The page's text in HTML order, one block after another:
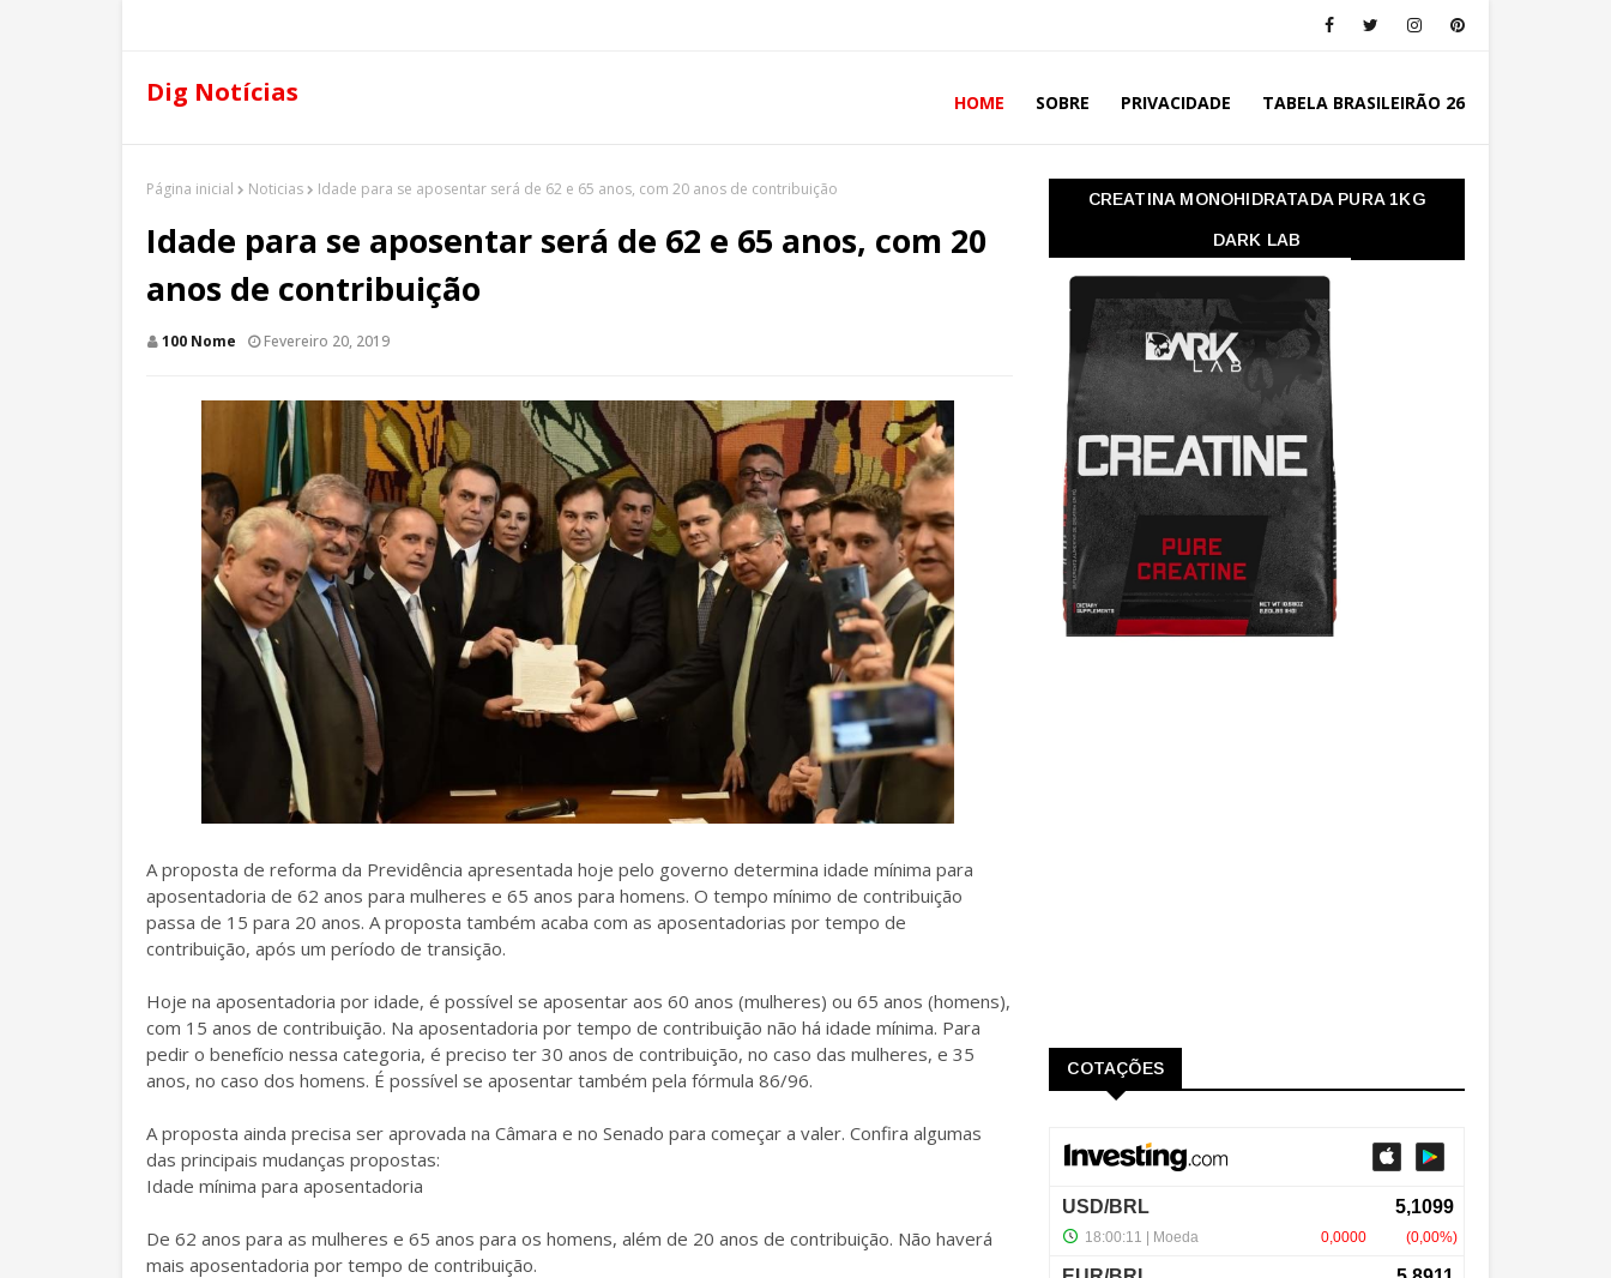
Dig Notícias HOME SOBRE PRIVACIDADE TABELA BRASILEIRÃO 26
Página inicial Noticias Idade para se aposentar será de 62 e 65 anos, com 20 anos de contribuição
Idade para se aposentar será de 62 e 65 anos, com 20
anos de contribuição
100 Nome Fevereiro 20, 2019
A proposta de reforma da Previdência apresentada hoje pelo governo determina idade mínima para
aposentadoria de 62 anos para mulheres e 65 anos para homens. O tempo mínimo de contribuição
passa de 15 para 20 anos. A proposta também acaba com as aposentadorias por tempo de
contribuição, após um período de transição.
Hoje na aposentadoria por idade, é possível se aposentar aos 60 anos (mulheres) ou 65 anos (homens),
com 15 anos de contribuição. Na aposentadoria por tempo de contribuição não há idade mínima. Para
pedir o benefício nessa categoria, é preciso ter 30 anos de contribuição, no caso das mulheres, e 35
anos, no caso dos homens. É possível se aposentar também pela fórmula 86/96.
A proposta ainda precisa ser aprovada na Câmara e no Senado para começar a valer. Confira algumas
das principais mudanças propostas:
Idade mínima para aposentadoria
De 62 anos para as mulheres e 65 anos para os homens, além de 20 anos de contribuição. Não haverá
mais aposentadoria por tempo de contribuição.
CREATINA MONOHIDRATADA PURA 1KG
DARK LAB
COTAÇÕES